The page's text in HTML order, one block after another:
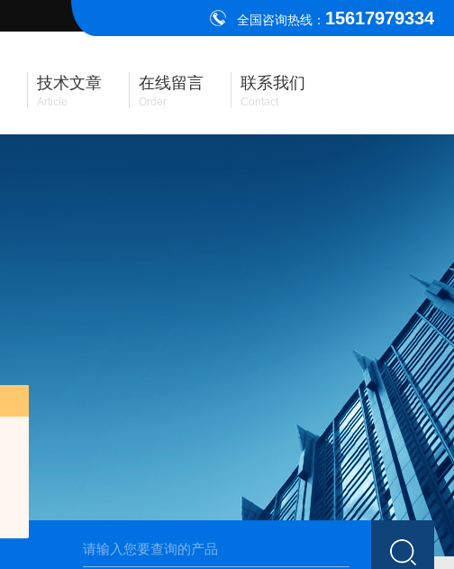
全国咨询热线： 15617979334
技术文章
Article
在线留言
Order
联系我们
Contact
高温烧结升降炉 可四面加热 1700度升降式马弗炉 烧